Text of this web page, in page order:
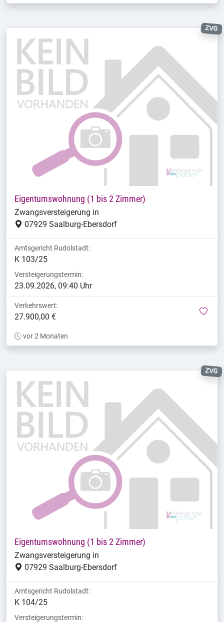
ZVG
Eigentumswohnung (1 bis 2 Zimmer)
Zwangsversteigerung in
07929 Saalburg-Ebersdorf
Amtsgericht Rudolstadt:
K 103/25
Versteigerungstermin:
23.09.2026, 09:40 Uhr
Verkehrswert:
27.900,00 €
vor 2 Monaten
ZVG
Eigentumswohnung (1 bis 2 Zimmer)
Zwangsversteigerung in
07929 Saalburg-Ebersdorf
Amtsgericht Rudolstadt:
K 104/25
Versteigerungstermin: